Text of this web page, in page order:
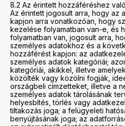
8.2 Az érintett hozzáféréshez
Az érintett jogosult arra, hogy az
kapjon arra vonatkozóan, hogy
kezelése folyamatban van-e, és
folyamatban van, jogosult arra,
személyes adatokhoz és a
hozzáférést kapjon: az
személyes adatok kategóriái;
kategóriái, akikkel, illetve
közölték vagy közölni fogják,
országbeli címzetteket, illetve a
személyes adatok tárolásának
helyesbítés, törlés vagy
tiltakozás joga; a felügyeleti
benyújtásának joga; az